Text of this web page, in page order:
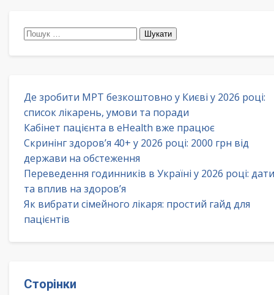
Пошук:
Де зробити МРТ безкоштовно у Києві у 2026 році:
список лікарень, умови та поради
Кабінет пацієнта в eHealth вже працює
Скринінг здоров’я 40+ у 2026 році: 2000 грн від
держави на обстеження
Переведення годинників в Україні у 2026 році: дати
та вплив на здоров’я
Як вибрати сімейного лікаря: простий гайд для
пацієнтів
Сторінки